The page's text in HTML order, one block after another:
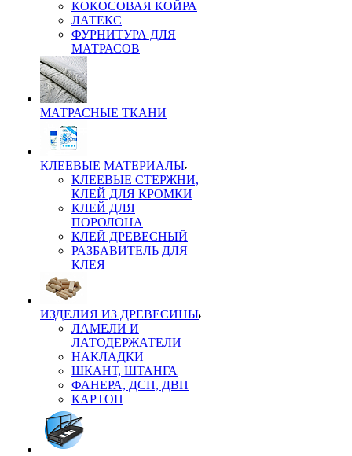
КОКОСОВАЯ КОЙРА
ЛАТЕКС
ФУРНИТУРА ДЛЯ
МАТРАСОВ
МАТРАСНЫЕ ТКАНИ
КЛЕЕВЫЕ МАТЕРИАЛЫ
КЛЕЕВЫЕ СТЕРЖНИ,
КЛЕЙ ДЛЯ КРОМКИ
КЛЕЙ ДЛЯ
ПОРОЛОНА
КЛЕЙ ДРЕВЕСНЫЙ
РАЗБАВИТЕЛЬ ДЛЯ
КЛЕЯ
ИЗДЕЛИЯ ИЗ ДРЕВЕСИНЫ
ЛАМЕЛИ И
ЛАТОДЕРЖАТЕЛИ
НАКЛАДКИ
ШКАНТ, ШТАНГА
ФАНЕРА, ДСП, ДВП
КАРТОН